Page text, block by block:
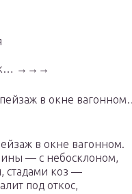
→→→
в окне
в окне вагонном.
— с небосклоном,
стадами коз —
под откос,